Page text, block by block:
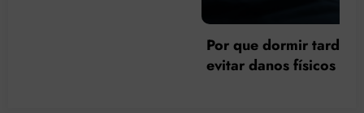
Por que dormir tarde faz mal à saúde e como
evitar danos físicos e psicológicos?